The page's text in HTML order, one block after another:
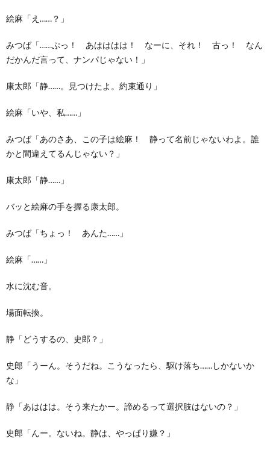
絵麻「え……？」
みつば「……ぷっ！ あはははは！ なーに、それ！ 古っ！ なん
だかんだ言って、ナンパじゃない！」
康太郎「静……。見つけたよ。約束通り」
絵麻「いや、私……」
みつば「あのさあ、この子は絵麻！ 静って名前じゃないわよ。誰
かと間違えてるんじゃない？」
康太郎「静……」
バッと絵麻の手を握る康太郎。
みつば「ちょっ！ あんた……」
絵麻「……」
水に沈む音。
場面転換。
静「どうするの、史郎？」
史郎「うーん。そうだね。こうなったら、駆け落ち……しかないか
な」
静「あははは。そう来たかー。諦めるって選択肢はないの？」
史郎「んー。ないね。静は、やっぱり嫌？」